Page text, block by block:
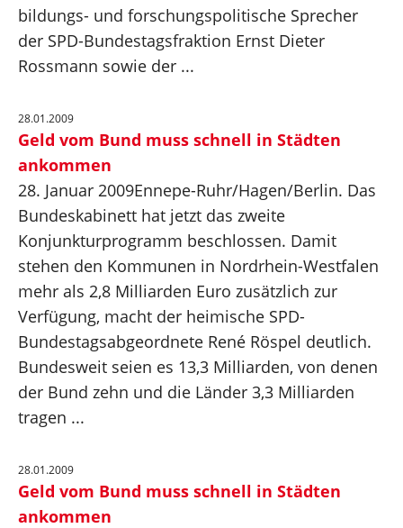
bildungs- und forschungspolitische Sprecher
der SPD-Bundestagsfraktion Ernst Dieter
Rossmann sowie der ...
28.01.2009
Geld vom Bund muss schnell in Städten
ankommen
28. Januar 2009Ennepe-Ruhr/Hagen/Berlin. Das
Bundeskabinett hat jetzt das zweite
Konjunkturprogramm beschlossen. Damit
stehen den Kommunen in Nordrhein-Westfalen
mehr als 2,8 Milliarden Euro zusätzlich zur
Verfügung, macht der heimische SPD-
Bundestagsabgeordnete René Röspel deutlich.
Bundesweit seien es 13,3 Milliarden, von denen
der Bund zehn und die Länder 3,3 Milliarden
tragen ...
28.01.2009
Geld vom Bund muss schnell in Städten
ankommen